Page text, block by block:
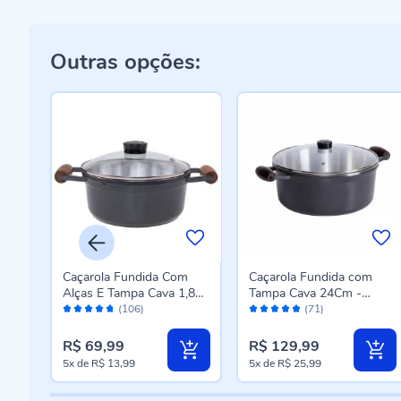
Outras opções:
Avaliação: (106)
Caçarola Fundida Com
Alças E Tampa Cava 1,8
Litros - Grafite
R$ 69,99
5xde R$ 13,99
Avaliação: (71)
Caçarola Fundida com
Tampa Cava 24Cm -
Grafite
R$ 129,99
5xde R$ 25,99